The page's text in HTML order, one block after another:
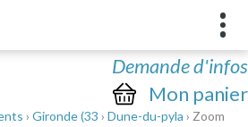
Demande d'infos
Mon panier
› Gironde (33 › Dune-du-pyla › Zoom